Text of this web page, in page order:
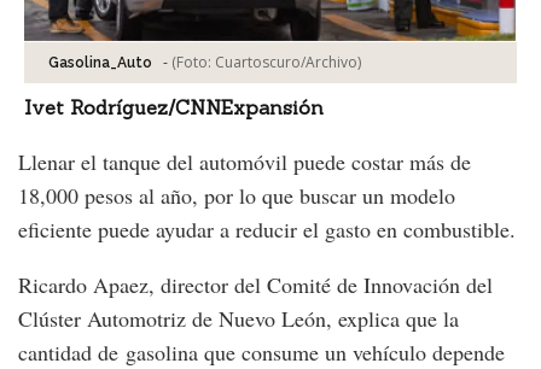
Gasolina_Auto - (Foto: Cuartoscuro/Archivo)
Ivet Rodríguez/CNNExpansión
Llenar el tanque del automóvil puede costar más de
18,000 pesos al año, por lo que buscar un modelo
eficiente puede ayudar a reducir el gasto en combustible.
Ricardo Apaez, director del Comité de Innovación del
Clúster Automotriz de Nuevo León, explica que la
cantidad de gasolina que consume un vehículo depende